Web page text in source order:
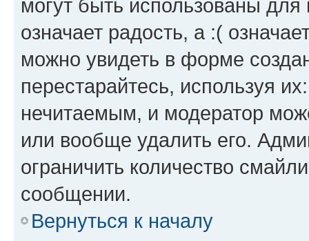
могут быть использованы
означает радость, а :(
можно увидеть в форме
перестарайтесь, используя
нечитаемым, и модератор
или вообще удалить его.
ограничить количество
сообщении.
Вернуться к началу